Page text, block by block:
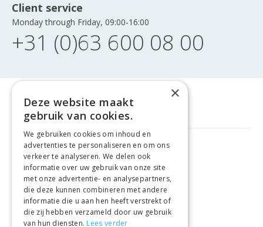
Client service
Monday through Friday, 09:00-16:00
+31 (0)63 600 08 00
GELD TERUG GARANTIE
VEILIGE AANKOOP
LEVERING €4.99
×
Deze website maakt
gebruik van cookies.
We gebruiken cookies om inhoud en
advertenties te personaliseren en om ons
verkeer te analyseren. We delen ook
informatie over uw gebruik van onze site
met onze advertentie- en analysepartners,
die deze kunnen combineren met andere
informatie die u aan hen heeft verstrekt of
die zij hebben verzameld door uw gebruik
van hun diensten. Lees verder